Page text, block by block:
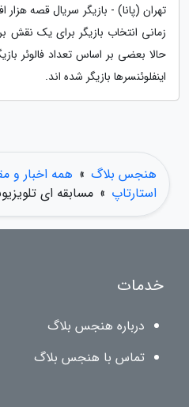
تهران (پانا) - بازیگر سریال قصه
زمانی انتخاب بازیگر برای یک نقش
حالا بعضی بر اساس تعداد فالوئر
اینفلوئنسرها بازیگر شده اند.
هنجس بلاگ » همه اخبار و
استارتاپ » مسابقه ای
خدمات
درباره هنجس بلاگ
تماس با هنجس بلاگ